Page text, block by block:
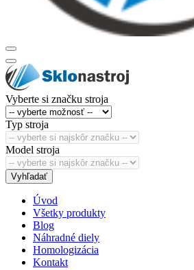
Vyberte si značku stroja
Typ stroja
Model stroja
Vyhľadať
Úvod
Všetky produkty
Blog
Náhradné diely
Homologizácia
Kontakt